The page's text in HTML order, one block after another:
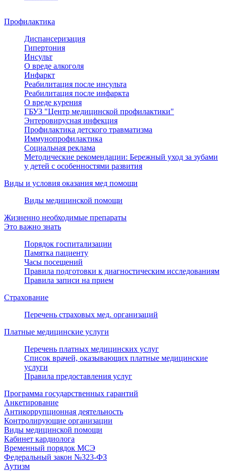
Профилактика
Диспансеризация
Гипертония
Инсульт
О вреде алкоголя
Инфаркт
Реабилитация после инсульта
Реабилитация после инфаркта
О вреде курения
ГБУЗ "Центр медицинской профилактики"
Энтеровирусная инфекция
Профилактика детского травматизма
Иммунопрофилактика
Социальная реклама
Методические рекомендации: Бережный уход за зубами
у детей с особенностями развития
Виды и условия оказания мед помощи
Виды медицинской помощи
Жизненно необходимые препараты
Это важно знать
Порядок госпитализации
Памятка пациенту
Часы посещений
Правила подготовки к диагностическим исследованиям
Правила записи на прием
Страхование
Перечень страховых мед. организаций
Платные медицинские услуги
Перечень платных медицинских услуг
Список врачей, оказывающих платные медицинские
услуги
Правила предоставления услуг
Программа государственных гарантий
Анкетирование
Антикоррупционная деятельность
Контролирующие организации
Виды медицинской помощи
Кабинет кардиолога
Временный порядок МСЭ
Федеральный закон №323-ФЗ
Аутизм